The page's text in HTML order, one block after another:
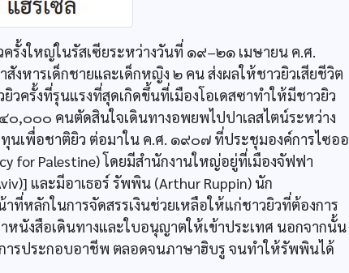
รั้งใหญ่ในรัสเซียระหว่างวันที่ ๑๙–๒๑ เมษายน ค.ศ.
งหารเด็กชายและเด็กหญิง ๒ คน ส่งผลให้ชาวยิวเสียชีวิต
ครั้งที่รุนแรงที่สุดเกิดขึ้นที่เมืองโอเดสซาทำให้มีชาวยิว
๐,๐๐๐ คนตัดสินใจเดินทางอพยพไปปาเลสไตน์ระหว่าง
เพื่อชาติยิว ต่อมาใน ค.ศ. ๑๙๐๗ ที่ประชุมองค์การไซออ
for Palestine) โดยมีสำนักงานใหญ่อยู่ที่เมืองจัฟฟา
และมีอาเธอร์ รัพพิน (Arthur Ruppin) นัก
หลักในการจัดสรรเงินช่วยเหลือให้แก่ชาวยิวที่ต้องการ
หนังสือเดินทางและใบอนุญาตให้เข้าประเทศ นอกจากนั้น
ารประกอบอาชีพ ตลอดจนภาษาฮิบรู จนทำให้รัพพินได้